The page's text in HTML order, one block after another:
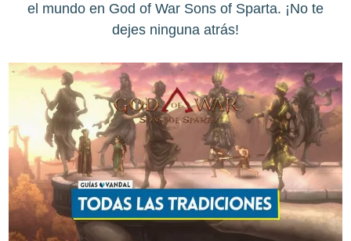
el mundo en God of War Sons of Sparta. ¡No te
dejes ninguna atrás!